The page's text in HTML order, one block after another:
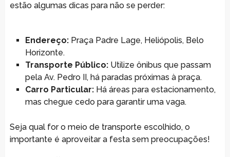
estão algumas dicas para não se perder:
Endereço:Praça Padre Lage, Heliópolis, Belo
Horizonte.
Transporte Público:Utilize ônibus que passam
pela Av. Pedro II, há paradas próximas à praça.
Carro Particular:Há áreas para estacionamento,
mas chegue cedo para garantir uma vaga.
Seja qual for o meio de transporte escolhido, o
importante é aproveitar a festa sem preocupações!